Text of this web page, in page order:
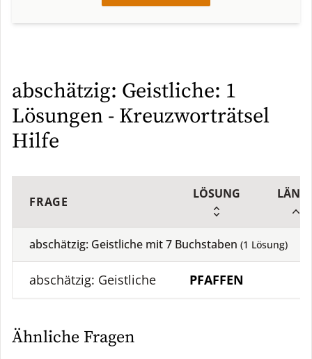
abschätzig: Geistliche: 1
Lösungen - Kreuzworträtsel
Hilfe
FRAGE
LÖSUNG
abschätzig: Geistliche mit7 Buchstaben (1 Lösung)
abschätzig: Geistliche PFAFFEN
Ähnliche Fragen